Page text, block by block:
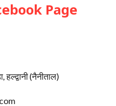
Page
(नैनीताल)